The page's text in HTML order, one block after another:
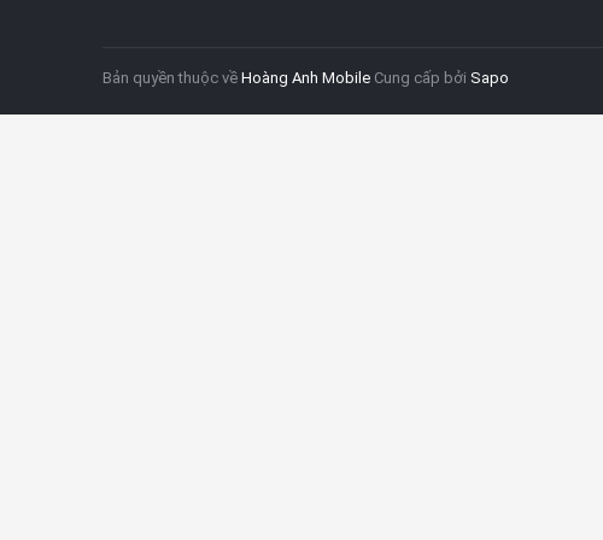
Bản quyền thuộc về Hoàng Anh Mobile Cung cấp bởi Sapo